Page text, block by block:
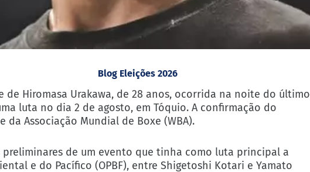
Blog Eleições 2026
Hiromasa Urakawa, de 28 anos, ocorrida na noite do último
luta no dia 2 de agosto, em Tóquio. A confirmação do
Associação Mundial de Boxe (WBA).
de um evento que tinha como luta principal a
e do Pacífico (OPBF), entre Shigetoshi Kotari e Yamato